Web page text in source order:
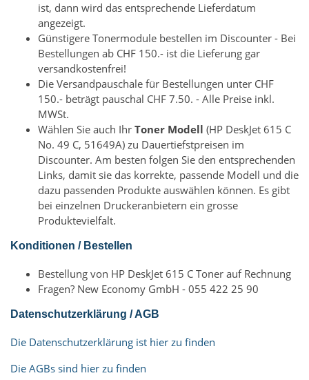
ist, dann wird das entsprechende Lieferdatum
angezeigt.
Günstigere Tonermodule bestellen im Discounter - Bei
Bestellungen ab CHF 150.- ist die Lieferung gar
versandkostenfrei!
Die Versandpauschale für Bestellungen unter CHF
150.- beträgt pauschal CHF 7.50. - Alle Preise inkl.
MWSt.
Wählen Sie auch Ihr Toner Modell (HP DeskJet 615 C
No. 49 C, 51649A) zu Dauertiefstpreisen im
Discounter. Am besten folgen Sie den entsprechenden
Links, damit sie das korrekte, passende Modell und die
dazu passenden Produkte auswählen können. Es gibt
bei einzelnen Druckeranbietern ein grosse
Produktevielfalt.
Konditionen / Bestellen
Bestellung von HP DeskJet 615 C Toner auf Rechnung
Fragen? New Economy GmbH - 055 422 25 90
Datenschutzerklärung / AGB
Die Datenschutzerklärung ist hier zu finden
Die AGBs sind hier zu finden